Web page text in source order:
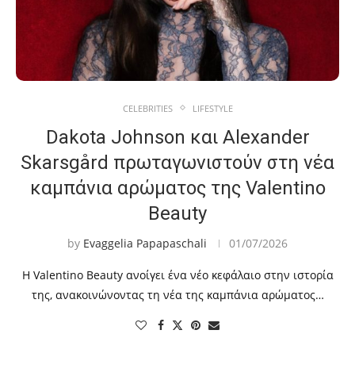
CELEBRITIES LIFESTYLE
Dakota Johnson και Alexander
Skarsgård πρωταγωνιστούν στη νέα
καμπάνια αρώματος της Valentino
Beauty
by Evaggelia Papapaschali 01/07/2026
Η Valentino Beauty ανοίγει ένα νέο κεφάλαιο στην ιστορία
της, ανακοινώνοντας τη νέα της καμπάνια αρώματος…